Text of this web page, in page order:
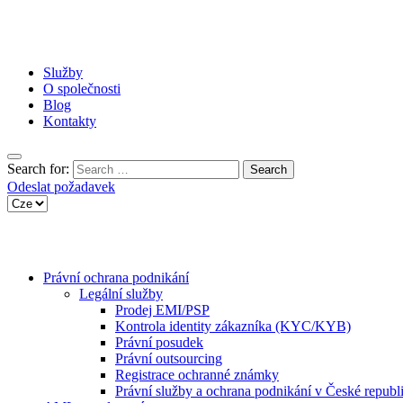
Služby
O společnosti
Blog
Kontakty
Search for:
Odeslat požadavek
Právní ochrana podnikání
Legální služby
Prodej EMI/PSP
Kontrola identity zákazníka (KYC/KYB)
Právní posudek
Právní outsourcing
Registrace ochranné známky
Právní služby a ochrana podnikání v České